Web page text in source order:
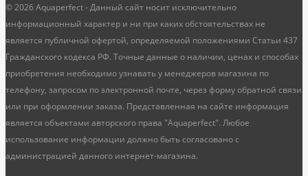
© 2026 Aquaperfect - Данный сайт носит исключительно
информационный характер и ни при каких обстоятельствах не
является публичной офертой, определяемой положениями Статьи 437
Гражданского кодекса РФ. Точные данные о наличии, ценах и способах
приобретения необходимо узнавать у менеджеров магазина по
телефону, запросом по электронной почте, через форму обратной связи
или при оформлении заказа. Представленная на сайте информация
является объектами авторского права "Aquaperfect". Любое
использование информации должно быть согласовано с
администрацией данного интернет-магазина.